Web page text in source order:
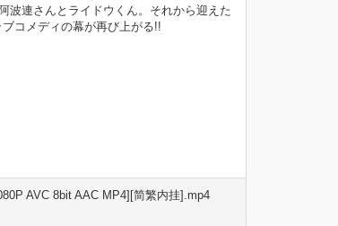
波連さんとライドウくん。それから迎えた
コメディの幕が再び上がる!!
AVC 8bit AAC MP4][简繁内挂].mp4